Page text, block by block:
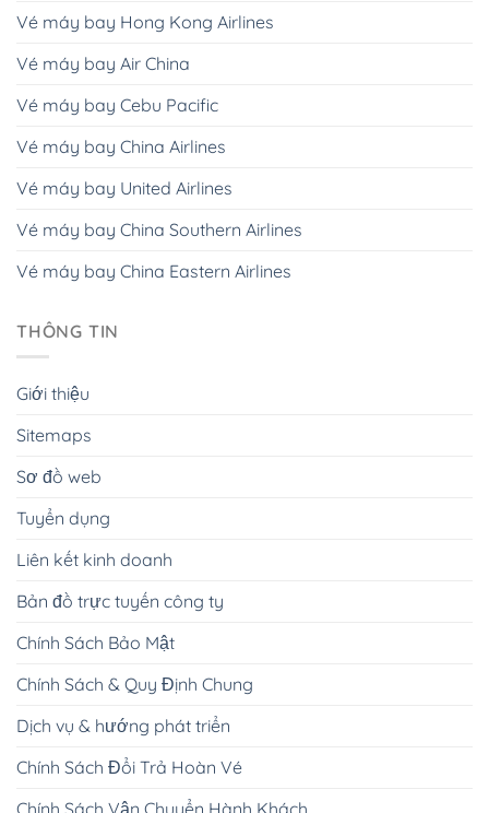
Vé máy bay Hong Kong Airlines
Vé máy bay Air China
Vé máy bay Cebu Pacific
Vé máy bay China Airlines
Vé máy bay United Airlines
Vé máy bay China Southern Airlines
Vé máy bay China Eastern Airlines
THÔNG TIN
Giới thiệu
Sitemaps
Sơ đồ web
Tuyển dụng
Liên kết kinh doanh
Bản đồ trực tuyến công ty
Chính Sách Bảo Mật
Chính Sách & Quy Định Chung
Dịch vụ & hướng phát triển
Chính Sách Đổi Trả Hoàn Vé
Chính Sách Vận Chuyển Hành Khách